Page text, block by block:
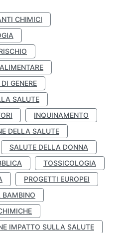
CHIMICI
GENERE
SALUTE
INQUINAMENTO
DELLA SALUTE
SALUTE DELLA DONNA
TOSSICOLOGIA
PROGETTI EUROPEI
BAMBINO
IMPATTO SULLA SALUTE